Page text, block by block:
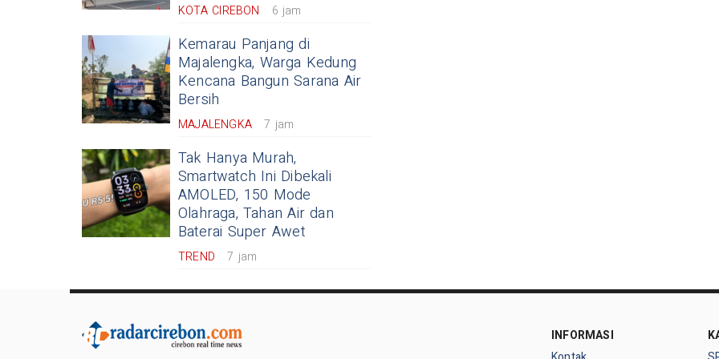
KOTA CIREBON 6 jam
Kemarau Panjang di
Majalengka, Warga Kedung
Kencana Bangun Sarana Air
Bersih
MAJALENGKA 7 jam
Tak Hanya Murah,
Smartwatch Ini Dibekali
AMOLED, 150 Mode
Olahraga, Tahan Air dan
Baterai Super Awet
TREND 7 jam
INFORMASI